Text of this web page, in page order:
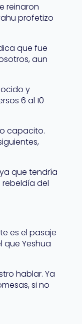
reinaron
profetizo
que fue
aun
y
6 al 10
capacito.
que tendría
del
es el pasaje
que Yeshua
hablar. Ya
si no